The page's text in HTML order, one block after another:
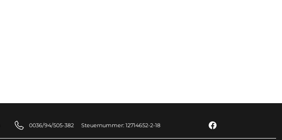
0036/94/505-382 Steuernummer: 12714652-2-18